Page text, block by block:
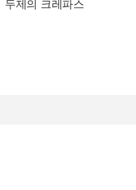
두제의 크레파스